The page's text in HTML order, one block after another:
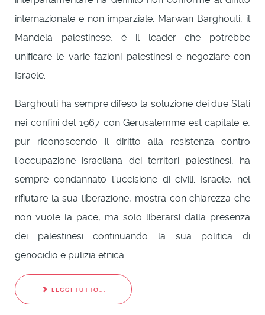
internazionale e non imparziale. Marwan Barghouti, il
Mandela palestinese, è il leader che potrebbe
unificare le varie fazioni palestinesi e negoziare con
Israele.
Barghouti ha sempre difeso la soluzione dei due Stati
nei confini del 1967 con Gerusalemme est capitale e,
pur riconoscendo il diritto alla resistenza contro
l’occupazione israeliana dei territori palestinesi, ha
sempre condannato l’uccisione di civili. Israele, nel
rifiutare la sua liberazione, mostra con chiarezza che
non vuole la pace, ma solo liberarsi dalla presenza
dei palestinesi continuando la sua politica di
genocidio e pulizia etnica.
LEGGI TUTTO...